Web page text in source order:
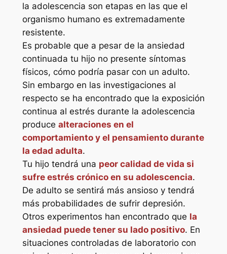
la adolescencia son etapas en las que el
organismo humano es extremadamente
resistente.
Es probable que a pesar de la ansiedad
continuada tu hijo no presente síntomas
físicos, cómo podría pasar con un adulto.
Sin embargo en las investigaciones al
respecto se ha encontrado que la exposición
continua al estrés durante la adolescencia
produce alteraciones en el
comportamiento y el pensamiento durante
la edad adulta.
Tu hijo tendrá una peor calidad de vida si
sufre estrés crónico en su adolescencia.
De adulto se sentirá más ansioso y tendrá
más probabilidades de sufrir depresión.
Otros experimentos han encontrado que la
ansiedad puede tener su lado positivo. En
situaciones controladas de laboratorio con